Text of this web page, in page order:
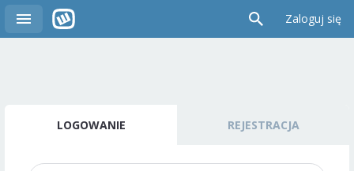
Zaloguj się
LOGOWANIE REJESTRACJA